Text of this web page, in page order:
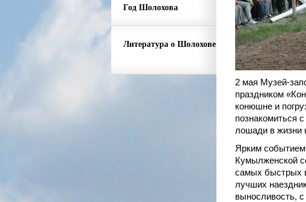
Год Шолохова
Литература о Шолохове
2 мая Музей-
праздником
конюшне и
познакомиться
лошади в жизни
Ярким событием
Кумылженской
самых быстрых
лучших
выносливость,